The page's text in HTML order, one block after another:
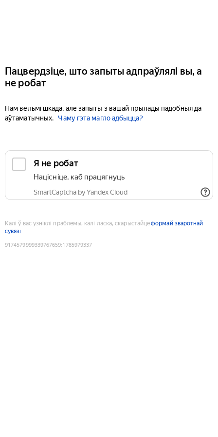
Пацвердзіце, што запыты адпраўлялі вы, а
не робат
Нам вельмі шкада, але запыты з вашай прылады падобныя да
аўтаматычных.
Чаму гэта магло адбыцца?
Я не робат
Націсніце, каб працягнуць
SmartCaptcha by Yandex Cloud
Калі ў вас узніклі праблемы, калі ласка, скарыстайцеформай зваротнай
сувязі
9174579999339767659:1785979337